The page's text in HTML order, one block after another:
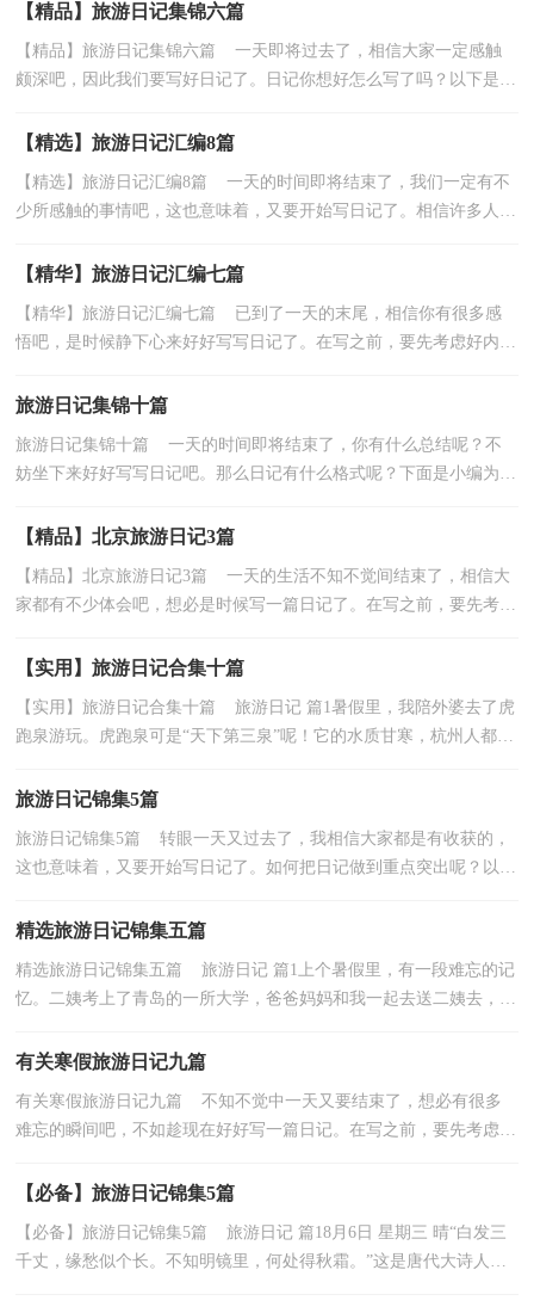
【精品】旅游日记集锦六篇
【精品】旅游日记集锦六篇 一天即将过去了，相信大家一定感触
颇深吧，因此我们要写好日记了。日记你想好怎么写了吗？以下是小
【精选】旅游日记汇编8篇
【精选】旅游日记汇编8篇 一天的时间即将结束了，我们一定有不
少所感触的事情吧，这也意味着，又要开始写日记了。相信许多人会
【精华】旅游日记汇编七篇
【精华】旅游日记汇编七篇 已到了一天的末尾，相信你有很多感
悟吧，是时候静下心来好好写写日记了。在写之前，要先考虑好内容
旅游日记集锦十篇
旅游日记集锦十篇 一天的时间即将结束了，你有什么总结呢？不
妨坐下来好好写写日记吧。那么日记有什么格式呢？下面是小编为大
【精品】北京旅游日记3篇
【精品】北京旅游日记3篇 一天的生活不知不觉间结束了，相信大
家都有不少体会吧，想必是时候写一篇日记了。在写之前，要先考虑
【实用】旅游日记合集十篇
【实用】旅游日记合集十篇 旅游日记 篇1暑假里，我陪外婆去了虎
跑泉游玩。虎跑泉可是“天下第三泉”呢！它的水质甘寒，杭州人都爱
旅游日记锦集5篇
旅游日记锦集5篇 转眼一天又过去了，我相信大家都是有收获的，
这也意味着，又要开始写日记了。如何把日记做到重点突出呢？以下
精选旅游日记锦集五篇
精选旅游日记锦集五篇 旅游日记 篇1上个暑假里，有一段难忘的记
忆。二姨考上了青岛的一所大学，爸爸妈妈和我一起去送二姨去，顺
有关寒假旅游日记九篇
有关寒假旅游日记九篇 不知不觉中一天又要结束了，想必有很多
难忘的瞬间吧，不如趁现在好好写一篇日记。在写之前，要先考虑好
【必备】旅游日记锦集5篇
【必备】旅游日记锦集5篇 旅游日记 篇18月6日 星期三 晴“白发三
千丈，缘愁似个长。不知明镜里，何处得秋霜。”这是唐代大诗人李